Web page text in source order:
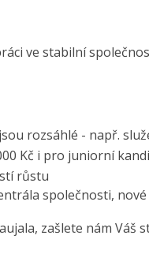
ve stabilní
rozsáhlé - např.
Kč i pro juniorní
růstu
společnosti,
zašlete nám